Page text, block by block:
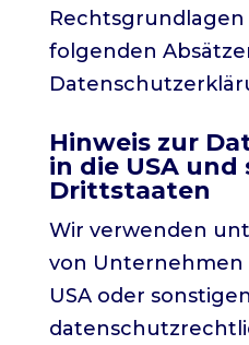
Rechtsgrundlagen
folgenden
Hinweis zur
in die USA und
Drittstaaten
Wir verwenden
von Unternehmen
USA oder sonstigen